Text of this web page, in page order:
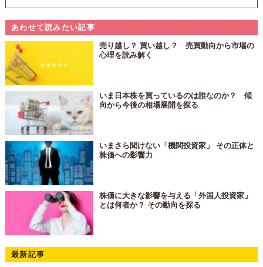
あわせて読みたい記事
売り越し？ 買い越し？ 売買動向から市場の
心理を読み解く
いま日本株を買っているのは誰なのか？ 傾
向から今後の相場展開を探る
いまさら聞けない「機関投資家」 その正体と
株価への影響力
株価に大きな影響を与える「外国人投資家」
とは何者か？ その動向を探る
最新記事